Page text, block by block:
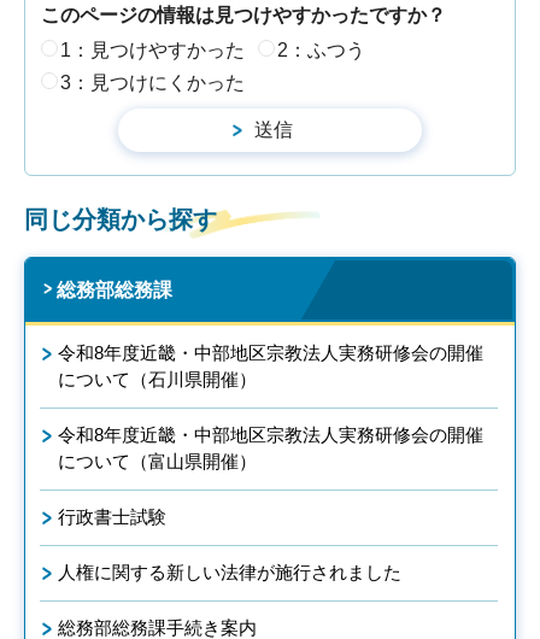
このページの情報は見つけやすかったですか？
1：見つけやすかった
2：ふつう
3：見つけにくかった
同じ分類から探す
総務部総務課
令和8年度近畿・中部地区宗教法人実務研修会の開催
について（石川県開催）
令和8年度近畿・中部地区宗教法人実務研修会の開催
について（富山県開催）
行政書士試験
人権に関する新しい法律が施行されました
総務部総務課手続き案内